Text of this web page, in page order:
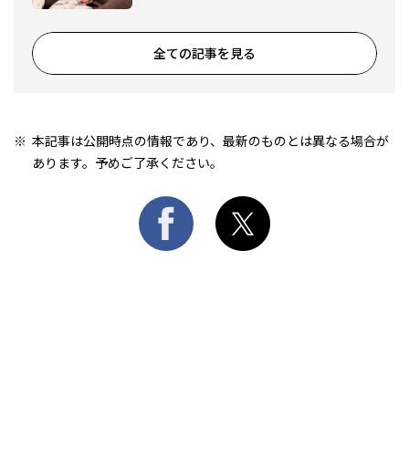
全ての記事を見る
本記事は公開時点の情報であり、最新のものとは異なる場合が
あります。予めご了承ください。